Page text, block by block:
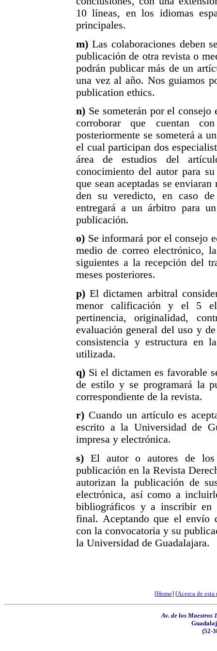
10 líneas, en los idiomas
principales.
m) Las colaboraciones deben
publicación de otra revista o
podrán publicar más de un
una vez al año. Nos guiamos
publication ethics.
n) Se someterán por el
corroborar que cuentan
posteriormente se someterá a
el cual participan dos
área de estudios del
conocimiento del autor para
que sean aceptadas se
den su veredicto, en caso
entregará a un árbitro para
publicación.
o) Se informará por el consejo
medio de correo electrónico,
siguientes a la recepción del
meses posteriores.
p)El dictamen arbitral
menor calificación y el 5
pertinencia, originalidad,
evaluación general del uso y
consistencia y estructura en
utilizada.
q) Si el dictamen es favorable
de estilo y se programará la
correspondiente de la revista.
r) Cuando un artículo es
escrito a la Universidad de
impresa y electrónica.
s) El autor o autores de los
publicación en la Revista
autorizan la publicación de
electrónica, así como a
bibliográficos y a inscribir en
final. Aceptando que el envío
con la convocatoria y su
la Universidad de Guadalajara.
[Home] [Acerca de esta
Av. de los Maestros
(52-